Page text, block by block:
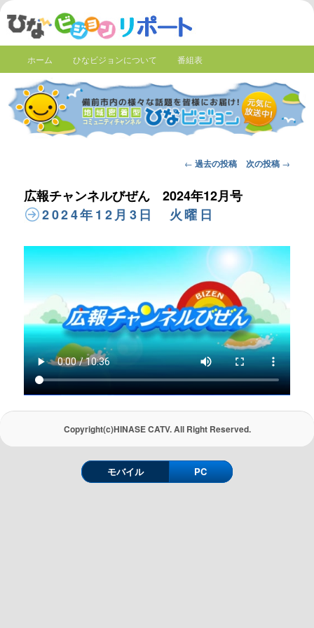
ホーム ひなビジョンについて 番組表
Post
← 過去の投稿 次の投稿 →
広報チャンネルびぜん 2024年12月号
2024年12月3日 火曜日
Copyright(c)HINASE CATV. All Right Reserved.
モバイル PC